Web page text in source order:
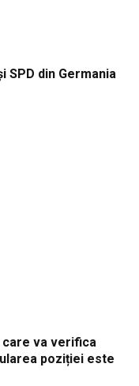
SPD din Germania
care va verifica
poziției este